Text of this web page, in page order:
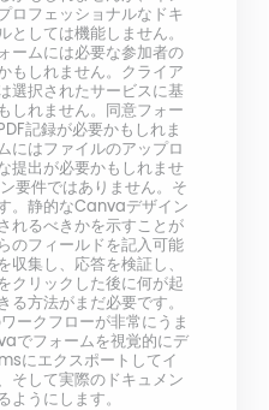
ロフェッショナルなドキ
としては機能しません。
ームには必要な参加者の
もしれません。クライア
選択されたサービスに基
しれません。同意フォー
記録が必要かもしれま
にはファイルのアップロ
提出が必要かもしれませ
要件ではありません。そ
。静的なCanvaデザイン
れるべきかを示すことが
のフィールドを記入可能
集し、応答を検証し、
クリックした後に何が起
方法がまだ必要です。
ークフローが非常にうま
でフォームを視覚的にデ
にエクスポートしてイ
そして実際のドキュメン
ようにします。